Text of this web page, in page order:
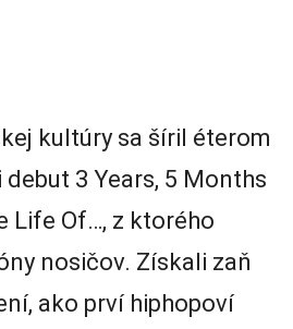
kultúry sa šíril éterom
3 Years, 5 Months
Life Of…, z ktorého
nosičov. Získali zaň
ako prví hiphopoví